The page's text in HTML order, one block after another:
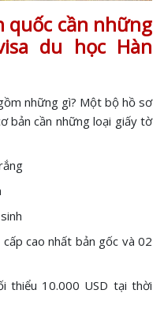
quốc cần những
du học Hàn
những gì? Một bộ hồ sơ
bản cần những loại giấy tờ
cao nhất bản gốc và 02
thiểu 10.000 USD tại thời